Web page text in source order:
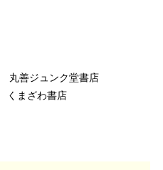
丸善ジュンク堂書店
くまざわ書店